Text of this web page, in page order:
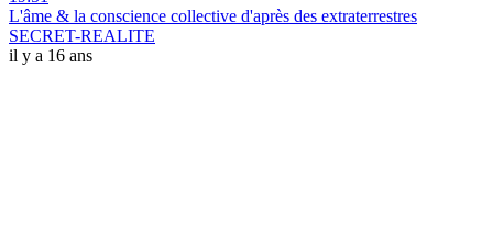
L'âme & la conscience collective d'après des extraterrestres
SECRET-REALITE
il y a 16 ans